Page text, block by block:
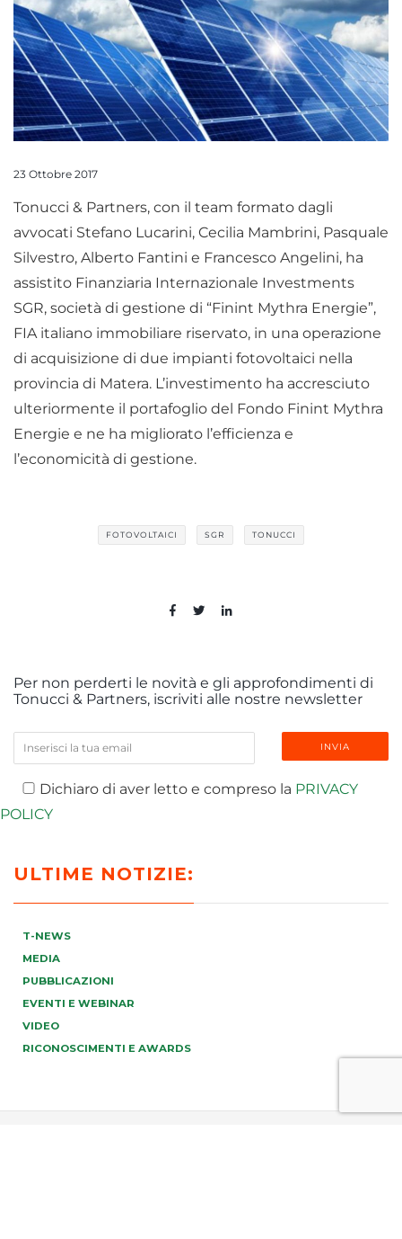
23 Ottobre 2017
Tonucci & Partners, con il team formato dagli
avvocati Stefano Lucarini, Cecilia Mambrini, Pasquale
Silvestro, Alberto Fantini e Francesco Angelini, ha
assistito Finanziaria Internazionale Investments
SGR, società di gestione di “Finint Mythra Energie”,
FIA italiano immobiliare riservato, in una operazione
di acquisizione di due impianti fotovoltaici nella
provincia di Matera. L’investimento ha accresciuto
ulteriormente il portafoglio del Fondo Finint Mythra
Energie e ne ha migliorato l’efficienza e
l’economicità di gestione.
FOTOVOLTAICI SGR TONUCCI
Per non perderti le novità e gli approfondimenti di
Tonucci & Partners, iscriviti alle nostre newsletter
Dichiaro di aver letto e compreso la PRIVACY
POLICY
ULTIME NOTIZIE:
T-NEWS
MEDIA
PUBBLICAZIONI
EVENTI E WEBINAR
VIDEO
RICONOSCIMENTI E AWARDS